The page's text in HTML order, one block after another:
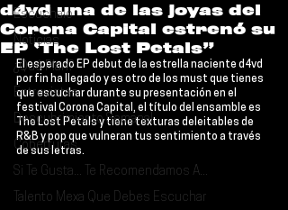
Escúchalo
Noticias
¿Qué Plan?
Entrevistas
Descubrimiento Semanal
Coberturas
Si Te Gusta... Te Recomendamos A...
Talento Mexa Que Debes Escuchar
d4vd una de las joyas del
Corona Capital estrenó su
EP ‘The Lost Petals”
El esperado EP debut de la estrella naciente d4vd
por fin ha llegado y es otro de los must que tienes
que escuchar durante su presentación en el
festival Corona Capital , el título del ensamble es
The Lost Petals y tiene texturas deleitables de
R&B y pop que vulneran tus sentimiento a través
de sus letras.